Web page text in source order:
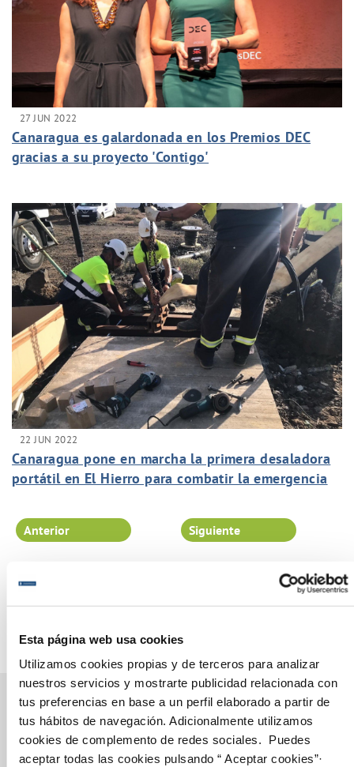
Esta página web usa cookies
Utilizamos cookies propias y de terceros para analizar
nuestros servicios y mostrarte publicidad relacionada con
tus preferencias en base a un perfil elaborado a partir de
tus hábitos de navegación. Adicionalmente utilizamos
cookies de complemento de redes sociales. Puedes
aceptar todas las cookies pulsando “ Aceptar cookies”·
27 JUN 2022
Canaragua es galardonada en los Premios DEC
gracias a su proyecto 'Contigo'
22 JUN 2022
Canaragua pone en marcha la primera desaladora
portátil en El Hierro para combatir la emergencia
Página 29 de 102
Anterior Siguiente
Gestiones Online